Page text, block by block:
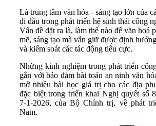
Là trung tâm văn hóa - sáng tạo lớn của
đi đầu trong phát triển hệ sinh thái công
Vấn đề đặt ra là, làm thế nào để văn hoá
mẽ, sáng tạo mà vẫn giữ được định
và kiểm soát các tác động tiêu cực.
Những kinh nghiệm trong phát triển
gắn với bảo đảm bài toán an ninh văn
mở nhiều bài học giá trị cho các địa
đặc biệt trong triển khai Nghị quyết số
7-1-2026, của Bộ Chính trị, về phát
Nam.